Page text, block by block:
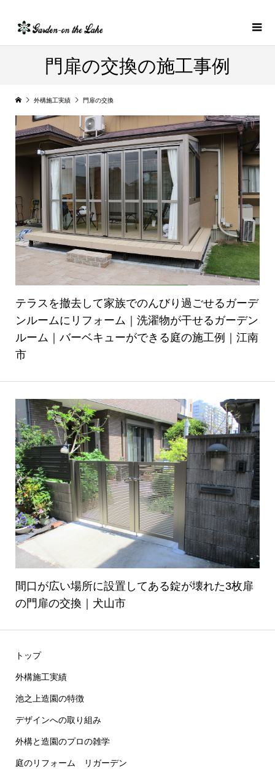
門扉の交換の施工事例
外構施工実績 門扉の交換
テラスを撤去して家族でのんびり過ごせるガーデ
ンルームにリフォーム｜洗濯物が干せるガーデン
ルーム｜バーベキューができる庭の施工例｜江南
市
間口が広い場所に設置してある錠が壊れた3枚扉
の門扉の交換｜犬山市
トップ
外構施工実績
池之上造園の特徴
デザインへの取り組み
外構と造園のプロの雑学
庭のリフォーム リガーデン